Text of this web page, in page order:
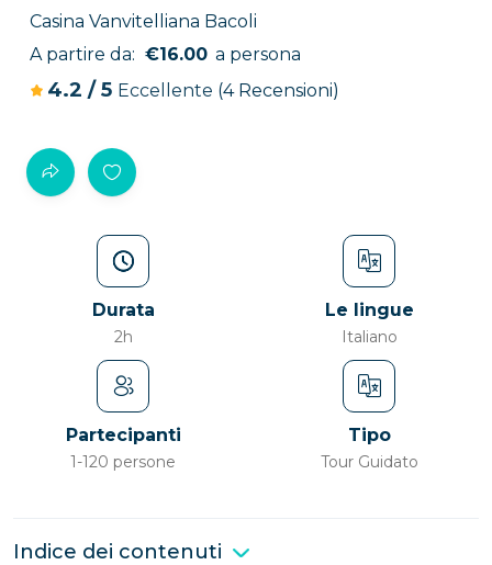
Casina Vanvitelliana Bacoli
A partire da: €16.00 a persona
4.2 /5 Eccellente (4 Recensioni)
Durata
2h
Le lingue
Italiano
Partecipanti
1-120 persone
Tipo
Tour Guidato
Indice dei contenuti